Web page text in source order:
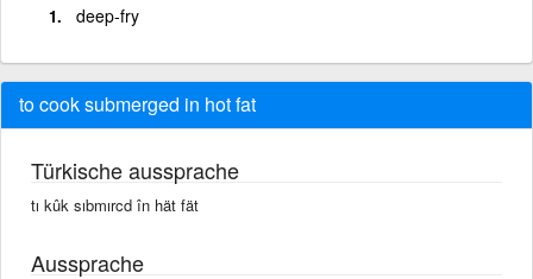
deep-fry
to cook submerged in hot fat
Türkische aussprache
tı kûk sıbmırcd în hät fät
Aussprache